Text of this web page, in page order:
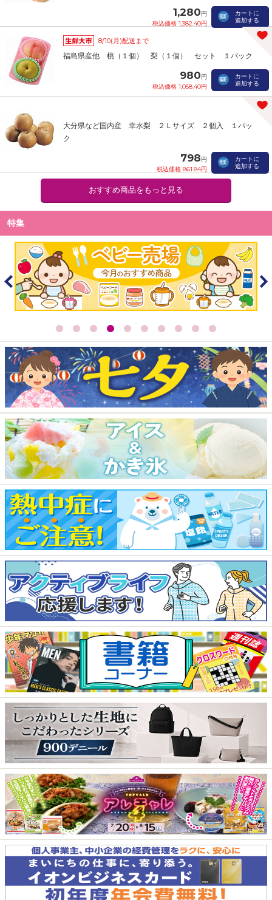
1,280円
税込価格 1,382.40円
カートに
追加する
8/10(月)配送まで
福島県産他 桃（１個） 梨（１個） セット １パック
980円
税込価格 1,058.40円
カートに
追加する
大分県など国内産 幸水梨 ２Ｌサイズ ２個入 １パッ
ク
798円
税込価格 861.84円
カートに
追加する
おすすめ商品をもっと見る
特集